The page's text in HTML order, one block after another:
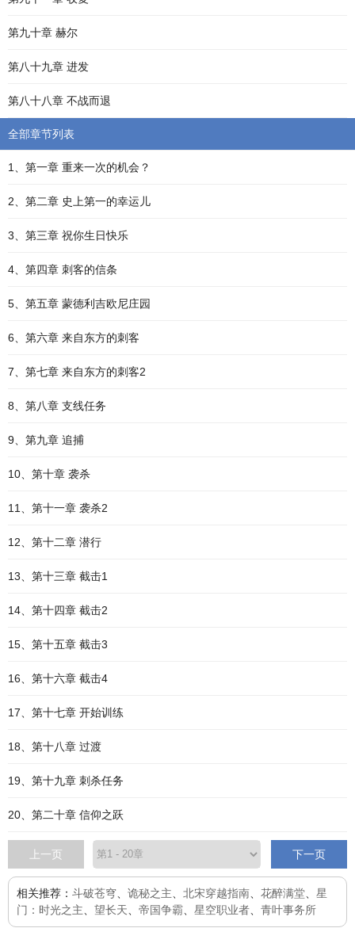
第九十章 赫尔
第八十九章 进发
第八十八章 不战而退
全部章节列表
1、第一章 重来一次的机会？
2、第二章 史上第一的幸运儿
3、第三章 祝你生日快乐
4、第四章 刺客的信条
5、第五章 蒙德利吉欧尼庄园
6、第六章 来自东方的刺客
7、第七章 来自东方的刺客2
8、第八章 支线任务
9、第九章 追捕
10、第十章 袭杀
11、第十一章 袭杀2
12、第十二章 潜行
13、第十三章 截击1
14、第十四章 截击2
15、第十五章 截击3
16、第十六章 截击4
17、第十七章 开始训练
18、第十八章 过渡
19、第十九章 刺杀任务
20、第二十章 信仰之跃
上一页 下一页
相关推荐： 斗破苍穹 诡秘之主 北宋穿越指南 花醉满堂
星
门：时光之主
望长天 帝国争霸 星空职业者 青叶事务所